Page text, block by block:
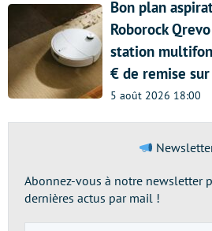
Bon plan
Roborock
station
€ de remise
5 août 2026 18:00
Abonnez-vous à notre newsletter
dernières actus par mail !